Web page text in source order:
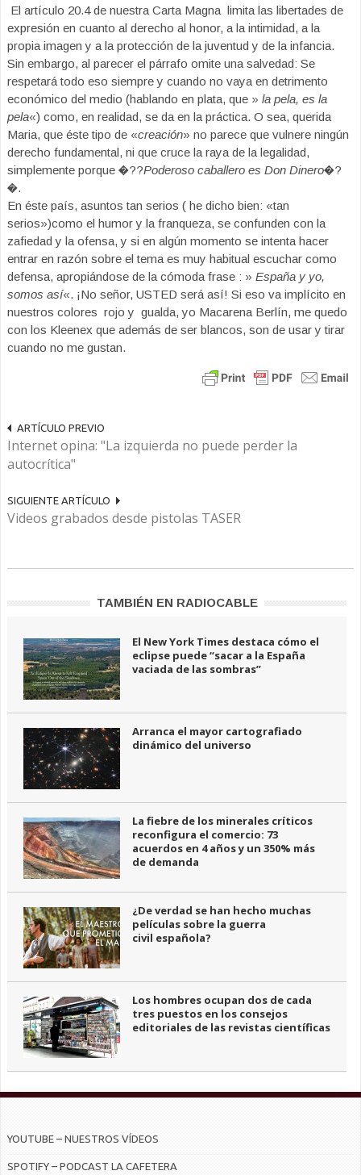
El artículo 20.4 de nuestra Carta Magna limita las libertades de
expresión en cuanto al derecho al honor, a la intimidad, a la
propia imagen y a la protección de la juventud y de la infancia.
Sin embargo, al parecer el párrafo omite una salvedad: Se
respetará todo eso siempre y cuando no vaya en detrimento
económico del medio (hablando en plata, que » la pela, es la
pela«) como, en realidad, se da en la práctica. O sea, querida
Maria, que éste tipo de «creación» no parece que vulnere ningún
derecho fundamental, ni que cruce la raya de la legalidad,
simplemente porque �??Poderoso caballero es Don Dinero�?
�.
En éste país, asuntos tan serios ( he dicho bien: «tan
serios»)como el humor y la franqueza, se confunden con la
zafiedad y la ofensa, y si en algún momento se intenta hacer
entrar en razón sobre el tema es muy habitual escuchar como
defensa, apropiándose de la cómoda frase : » España y yo,
somos así«. ¡No señor, USTED será así! Si eso va implícito en
nuestros colores rojo y gualda, yo Macarena Berlín, me quedo
con los Kleenex que además de ser blancos, son de usar y tirar
cuando no me gustan.
ARTÍCULO PREVIO
Internet opina: "La izquierda no puede perder la
autocrítica"
SIGUIENTE ARTÍCULO
Videos grabados desde pistolas TASER
TAMBIÉN EN RADIOCABLE
El New York Times destaca cómo el
eclipse puede “sacar a la España
vaciada de las sombras”
Arranca el mayor cartografiado
dinámico del universo
La fiebre de los minerales críticos
reconfigura el comercio: 73
acuerdos en 4 años y un 350% más
de demanda
¿De verdad se han hecho muchas
películas sobre la guerra
civil española?
Los hombres ocupan dos de cada
tres puestos en los consejos
editoriales de las revistas científicas
YOUTUBE – NUESTROS VÍDEOS
SPOTIFY – PODCAST LA CAFETERA